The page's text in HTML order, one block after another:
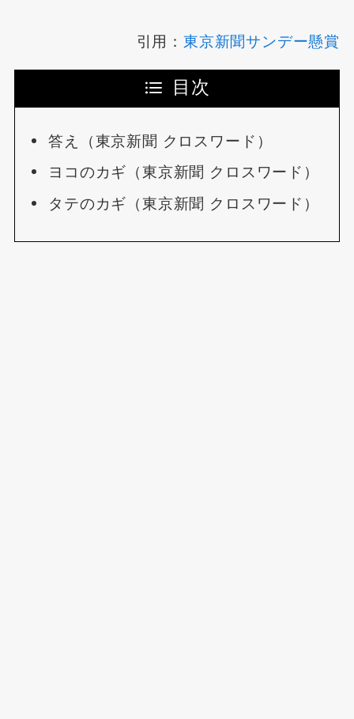
引用：東京新聞サンデー懸賞
目次
答え（東京新聞 クロスワード）
ヨコのカギ（東京新聞 クロスワード）
タテのカギ（東京新聞 クロスワード）